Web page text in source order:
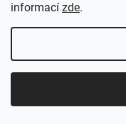
informací zde.
Ostatní informace